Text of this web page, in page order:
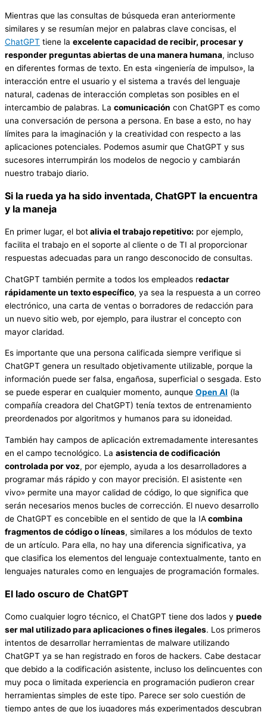
Mientras que las consultas de búsqueda eran anteriormente
similares y se resumían mejor en palabras clave concisas, el
ChatGPT tiene la excelente capacidad de recibir, procesar y
responder preguntas abiertas de una manera humana, incluso
en diferentes formas de texto. En esta «ingeniería de impulso», la
interacción entre el usuario y el sistema a través del lenguaje
natural, cadenas de interacción completas son posibles en el
intercambio de palabras. La comunicación con ChatGPT es como
una conversación de persona a persona. En base a esto, no hay
límites para la imaginación y la creatividad con respecto a las
aplicaciones potenciales. Podemos asumir que ChatGPT y sus
sucesores interrumpirán los modelos de negocio y cambiarán
nuestro trabajo diario.
Si la rueda ya ha sido inventada, ChatGPT la encuentra
y la maneja
En primer lugar, el botalivia el trabajo repetitivo: por ejemplo,
facilita el trabajo en el soporte al cliente o de TI al proporcionar
respuestas adecuadas para un rango desconocido de consultas.
ChatGPT también permite a todos los empleados redactar
rápidamente un texto específico, ya sea la respuesta a un correo
electrónico, una carta de ventas o borradores de redacción para
un nuevo sitio web, por ejemplo, para ilustrar el concepto con
mayor claridad.
Es importante que una persona calificada siempre verifique si
ChatGPT genera un resultado objetivamente utilizable, porque la
información puede ser falsa, engañosa, superficial o sesgada. Esto
se puede esperar en cualquier momento, aunque Open AI (la
compañía creadora del ChatGPT) tenía textos de entrenamiento
preordenados por algoritmos y humanos para su idoneidad.
También hay campos de aplicación extremadamente interesantes
en el campo tecnológico. La asistencia de codificación
controlada por voz, por ejemplo, ayuda a los desarrolladores a
programar más rápido y con mayor precisión. El asistente «en
vivo» permite una mayor calidad de código, lo que significa que
serán necesarios menos bucles de corrección. El nuevo desarrollo
de ChatGPT es concebible en el sentido de que la IAcombina
fragmentos de código o líneas, similares a los módulos de texto
de un artículo. Para ella, no hay una diferencia significativa, ya
que clasifica los elementos del lenguaje contextualmente, tanto en
lenguajes naturales como en lenguajes de programación formales.
El lado oscuro de ChatGPT
Como cualquier logro técnico, el ChatGPT tiene dos lados y puede
ser mal utilizado para aplicacioneso finesilegales. Los primeros
intentos de desarrollar herramientas de malware utilizando
ChatGPT ya se han registrado en foros de hackers. Cabe destacar
que debido a la codificación asistente, incluso los delincuentes con
muy poca o limitada experiencia en programación pudieron crear
herramientas simples de este tipo. Parece ser solo cuestión de
tiempo antes de que los jugadores más experimentados descubran